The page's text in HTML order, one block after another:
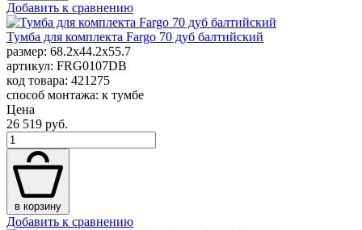
Добавить к сравнению
Тумба для комплекта Fargo 70 дуб балтийский
размер: 68.2x44.2x55.7
артикул: FRG0107DB
код товара: 421275
способ монтажа: к тумбе
Цена
26 519 руб.
в корзину
Добавить к сравнению